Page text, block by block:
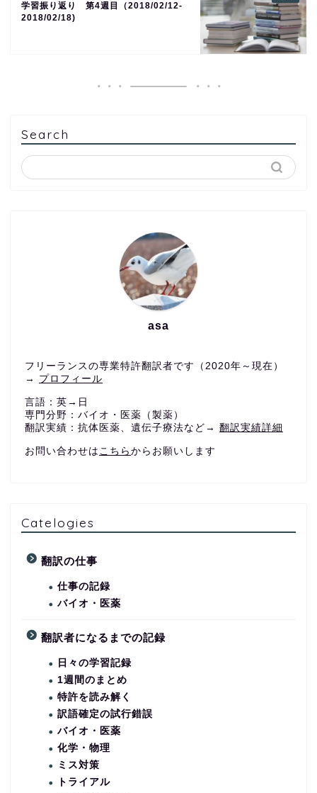
学習振り返り 第4週目（2018/02/12-
2018/02/18)
Search
asa
フリーランスの専業特許翻訳者です（2020年～現在）
→ プロフィール
言語：英→日
専門分野：バイオ・医薬（製薬）
翻訳実績：抗体医薬、遺伝子療法など→ 翻訳実績詳細
お問い合わせは こちら からお願いします
Catelogies
翻訳の仕事
仕事の記録
バイオ・医薬
翻訳者になるまでの記録
日々の学習記録
1週間のまとめ
特許を読み解く
訳語確定の試行錯誤
バイオ・医薬
化学・物理
ミス対策
トライアル